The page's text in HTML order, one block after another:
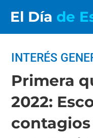
El Día de
INTERÉS
Primera
2022: